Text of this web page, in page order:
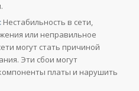
Нестабильность в сети,
или неправильное
могут стать причиной
Эти сбои могут
платы и нарушить